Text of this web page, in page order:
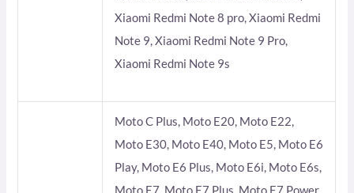
Xiaomi Redmi Note 8 pro, Xiaomi Redmi
Note 9, Xiaomi Redmi Note 9 Pro,
Xiaomi Redmi Note 9s
Moto C Plus, Moto E20, Moto E22,
Moto E30, Moto E40, Moto E5, Moto E6
Play, Moto E6 Plus, Moto E6i, Moto E6s,
Moto E7, Moto E7 Plus, Moto E7 Power,